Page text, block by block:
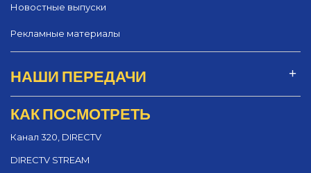
Новостные выпуски
Рекламные материалы
НАШИ ПЕРЕДАЧИ
КАК ПОСМОТРЕТЬ
Канал 320, DIRECTV
DIRECTV STREAM